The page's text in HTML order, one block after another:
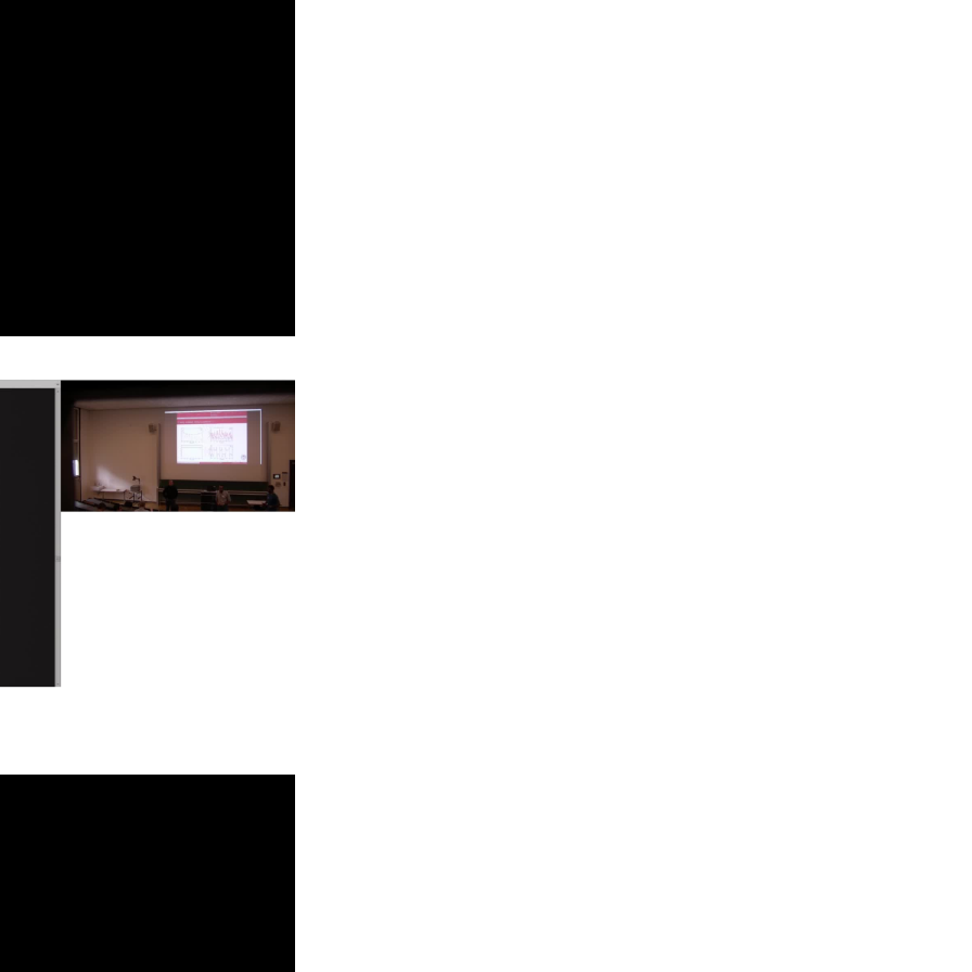
abspielen